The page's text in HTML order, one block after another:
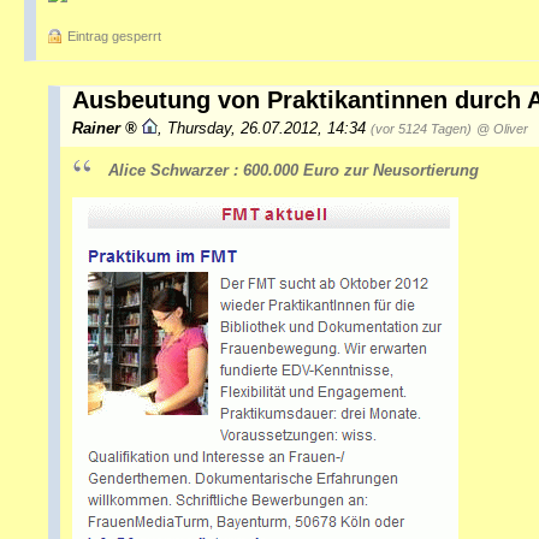
Eintrag gesperrt
Ausbeutung von Praktikantinnen durch
Rainer Thursday, 26.07.2012, 14:34 (vor 5124 Tagen) @ Oliver
Alice Schwarzer : 600.000 Euro zur Neusortierung